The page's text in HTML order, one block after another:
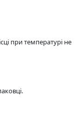
при температурі не